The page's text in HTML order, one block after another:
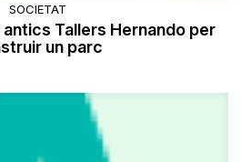
SOCIETAT
Tallers Hernando per
un parc